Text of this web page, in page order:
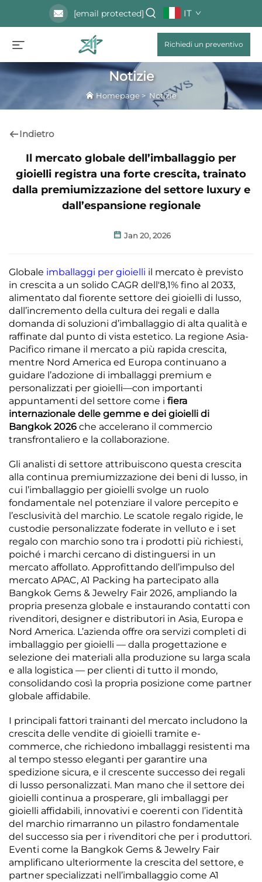
[email protected] IT
Richiedi un preventivo
Notizie
Homepage > Notizie
Indietro
Il mercato globale dell’imballaggio per
gioielli registra una forte crescita, trainato
dalla premiumizzazione del settore luxury e
dall’espansione regionale
Jan 20, 2026
Globale imballaggi per gioielli il mercato è previsto
in crescita a un solido CAGR dell'8,1% fino al 2033,
alimentato dal fiorente settore dei gioielli di lusso,
dall’incremento della cultura dei regali e dalla
domanda di soluzioni d’imballaggio di alta qualità e
raffinate dal punto di vista estetico. La regione Asia-
Pacifico rimane il mercato a più rapida crescita,
mentre Nord America ed Europa continuano a
guidare l’adozione di imballaggi premium e
personalizzati per gioielli—con importanti
appuntamenti del settore come i fiera
internazionale delle gemme e dei gioielli di
Bangkok 2026 che accelerano il commercio
transfrontaliero e la collaborazione.
Gli analisti di settore attribuiscono questa crescita
alla continua premiumizzazione dei beni di lusso, in
cui l’imballaggio per gioielli svolge un ruolo
fondamentale nel potenziare il valore percepito e
l’esclusività del marchio. Le scatole regalo rigide, le
custodie personalizzate foderate in velluto e i set
regalo con marchio sono tra i prodotti più richiesti,
poiché i marchi cercano di distinguersi in un
mercato affollato. Approfittando dell’impulso del
mercato APAC, A1 Packing ha partecipato alla
Bangkok Gems & Jewelry Fair 2026, ampliando la
propria presenza globale e instaurando contatti con
rivenditori, designer e distributori in Asia, Europa e
Nord America. L’azienda offre ora servizi completi di
imballaggio per gioielli — dalla progettazione e
selezione dei materiali alla produzione su larga scala
e alla logistica — per clienti di tutto il mondo,
consolidando così la propria posizione come partner
globale affidabile.
I principali fattori trainanti del mercato includono la
crescita delle vendite di gioielli tramite e-
commerce, che richiedono imballaggi resistenti ma
al tempo stesso eleganti per garantire una
spedizione sicura, e il crescente successo dei regali
di lusso personalizzati. Man mano che il settore dei
gioielli continua a prosperare, gli imballaggi per
gioielli affidabili, innovativi e coerenti con l’identità
del marchio rimarranno un pilastro fondamentale
del successo sia per i rivenditori che per i produttori.
Eventi come la Bangkok Gems & Jewelry Fair
amplificano ulteriormente la crescita del settore, e
partner specializzati nell’imballaggio come A1